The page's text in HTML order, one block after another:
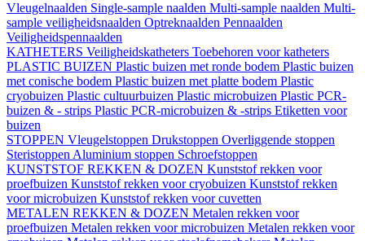
Vleugelnaalden Single-sample naalden Multi-sample naalden Multi-
sample veiligheidsnaalden Optreknaalden Pennaalden
Veiligheidspennaalden
KATHETERS Veiligheidskatheters Toebehoren voor katheters
PLASTIC BUIZEN Plastic buizen met ronde bodem Plastic buizen
met conische bodem Plastic buizen met platte bodem Plastic
cryobuizen Plastic cultuurbuizen Plastic microbuizen Plastic PCR-
buizen & - strips Plastic PCR-microbuizen & -strips Etiketten voor
buizen
STOPPEN Vleugelstoppen Drukstoppen Overliggende stoppen
Steristoppen Aluminium stoppen Schroefstoppen
KUNSTSTOF REKKEN & DOZEN Kunststof rekken voor
proefbuizen Kunststof rekken voor cryobuizen Kunststof rekken
voor microbuizen Kunststof rekken voor cuvetten
METALEN REKKEN & DOZEN Metalen rekken voor
proefbuizen Metalen rekken voor microbuizen Metalen rekken voor